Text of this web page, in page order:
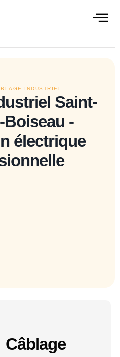
INDUSTRIEL
Saint-
Boiseau -
électrique
Câblage